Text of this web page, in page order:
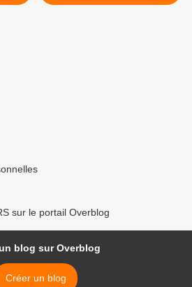
sur le portail Overblog
blog sur Overblog
Créer un blog